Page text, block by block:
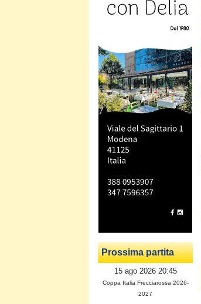
Prossima partita
15 ago 2026 20:45
Coppa Italia Frecciarossa 2026-
2027